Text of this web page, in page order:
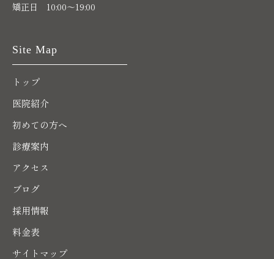
矯正日 10:00～19:00
Site Map
トップ
医院紹介
初めての方へ
診療案内
アクセス
ブログ
採用情報
料金表
サイトマップ